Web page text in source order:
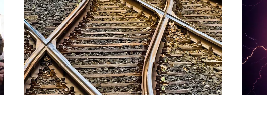
DIE SCHWEIZER BEVÖLKERUNG IST SEHR
MOBIL. ZÄHLT MAN SÄMTLICHE...